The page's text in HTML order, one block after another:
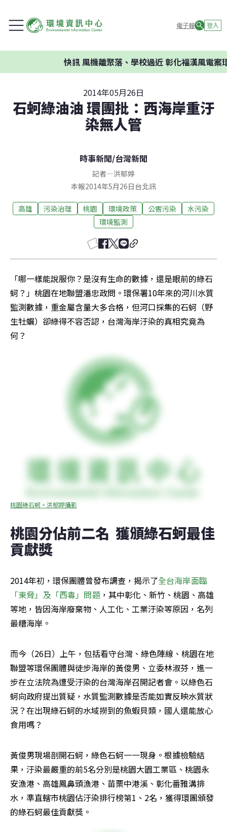
電子報 登入
風機離聚落、學校過近 彰化福漢風電案環委建
2014年05月26日
石蚵綠油油 環團批：西海岸重汙
染無人管
時事新聞/台灣新聞
記者—洪郁婷
本報2014年5月26日台北訊
高雄 污染治理 桃園 環境政策 公害污染
水污染
環境監測
「哪一樣能說服你？是沒有生命的數據，還是眼前的綠石
蚵？」桃園在地聯盟潘忠政問。環保署10年來的河川水質
監測數據，重金屬含量大多合格，但河口採集的石蚵（野
生牡蠣）卻綠得不容否認，台灣海岸汙染的真相究竟為
何？
桃園綠石蚵。洪郁婷攝影
桃園分佔前二名  獲頒綠石蚵最佳
貢獻獎
2014年初，環保團體曾發布調查，揭示了全台海岸面臨
「東脅」及「西毒」問題，其中彰化、新竹、桃園、高雄
等地，皆因海岸廢棄物、人工化、工業汙染等原因，名列
最糟海岸。
而今（26日）上午，包括看守台灣、綠色陣線、桃園在地
聯盟等環保團體與徒步海岸的黃俊男、立委林淑芬，進一
步在立法院為遭受汙染的台灣海岸召開記者會。以綠色石
蚵向政府提出質疑，水質監測數據是否能如實反映水質狀
況？在出現綠石蚵的水域撈到的魚蝦貝類，國人還能放心
食用嗎？
黃俊男現場剖開石蚵，綠色石蚵一一現身。根據檢驗結
果，汙染最嚴重的前5名分別是桃園大園工業區、桃園永
安漁港、高雄鳳鼻頭漁港、苗栗中港溪、彰化番雅溝排
水，準直轄市桃園佔汙染排行榜第1、2名，獲得環團頒發
的綠石蚵最佳貢獻獎。